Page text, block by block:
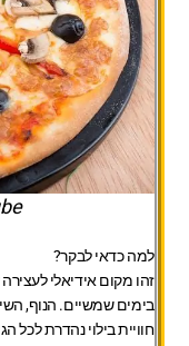
למה כדאי לבקר?
זהו מקום אידיאלי
בימים שמשיים. הנוף,
חוויית בילוי נהדרת לכל